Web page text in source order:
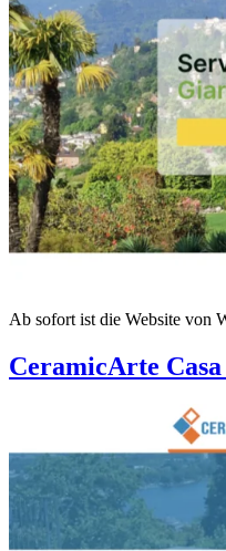
Ab sofort ist die Website von
CeramicArte